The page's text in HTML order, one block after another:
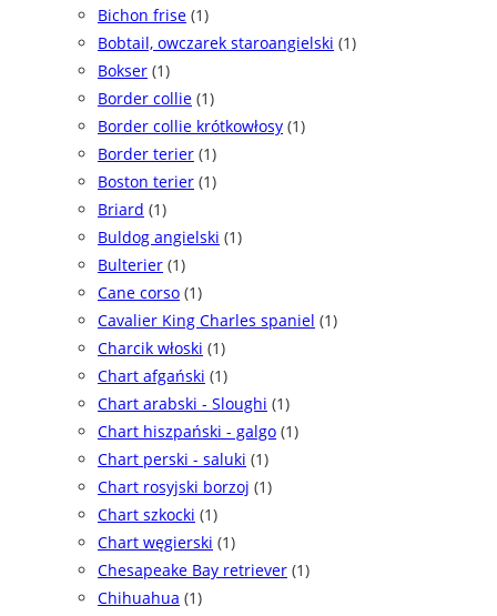
Bichon frise (1)
Bobtail, owczarek staroangielski (1)
Bokser (1)
Border collie (1)
Border collie krótkowłosy (1)
Border terier (1)
Boston terier (1)
Briard (1)
Buldog angielski (1)
Bulterier (1)
Cane corso (1)
Cavalier King Charles spaniel (1)
Charcik włoski (1)
Chart afgański (1)
Chart arabski - Sloughi (1)
Chart hiszpański - galgo (1)
Chart perski - saluki (1)
Chart rosyjski borzoj (1)
Chart szkocki (1)
Chart węgierski (1)
Chesapeake Bay retriever (1)
Chihuahua (1)